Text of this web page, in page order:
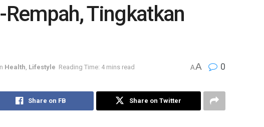
Tingkatkan
Health Lifestyle Reading Time: 4 mins read AA 0
Share on FB Share on Twitter